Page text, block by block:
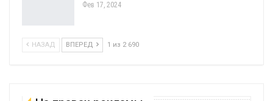
Фев 17, 2024
НАЗАД ВПЕРЕД 1 из 2 690